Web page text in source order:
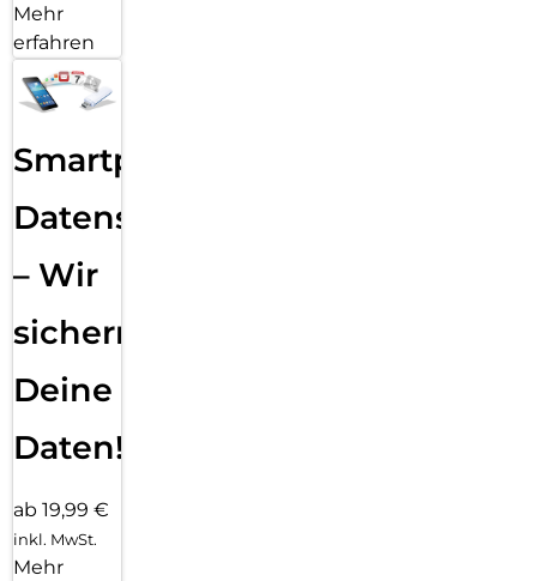
Mehr
erfahren
Smartphone
Datensicherung
– Wir
sichern
Deine
Daten!
ab 19,99 €
inkl. MwSt.
Mehr